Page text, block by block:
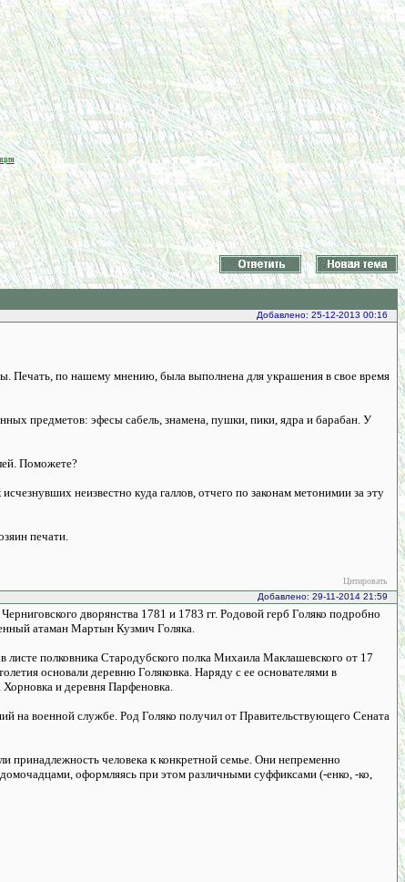
Добавлено: 25-12-2013 00:16
Печать, по нашему мнению, была выполнена для украшения в свое время
предметов: эфесы сабель, знамена, пушки, пики, ядра и барабан. У
Поможете?
неизвестно куда галлов, отчего по законам метонимии за эту
печати.
Цитировать
Добавлено: 29-11-2014 21:59
дворянства 1781 и 1783 гг. Родовой герб Голяко подробно
атаман Мартын Кузмич Голяка.
полковника Стародубского полка Михаила Маклашевского от 17
основали деревню Голяковка. Наряду с ее основателями в
и деревня Парфеновка.
на военной службе. Род Голяко получил от Правительствующего Сената
принадлежность человека к конкретной семье. Они непременно
оформляясь при этом различными суффиксами (-енко, -ко,